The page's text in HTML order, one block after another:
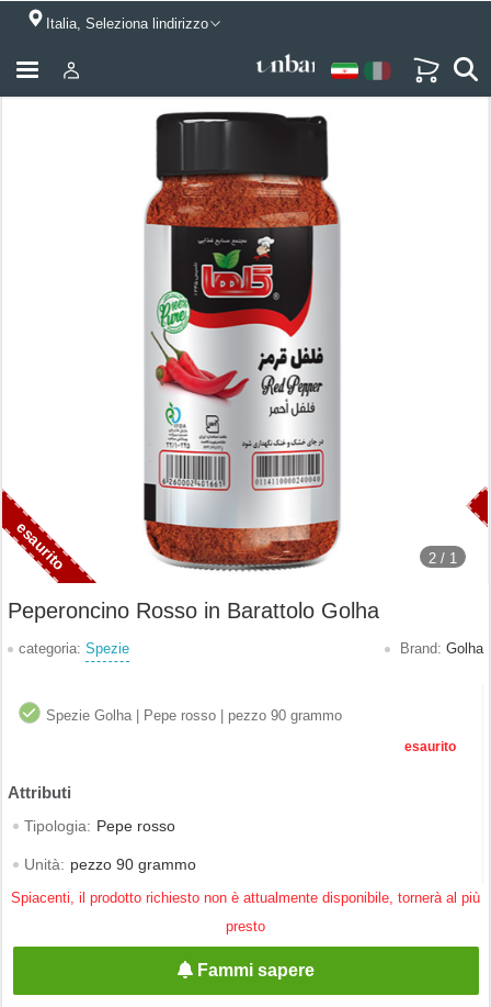
Italia, Seleziona lindirizzo
2 / 1
Peperoncino Rosso in Barattolo Golha
categoria: Spezie Brand: Golha
Spezie Golha | Pepe rosso | pezzo 90 grammo
esaurito
Tipologia: Pepe rosso
Unità: pezzo 90 grammo
Spiacenti, il prodotto richiesto non è attualmente disponibile, tornerà al più
presto
Fammi sapere